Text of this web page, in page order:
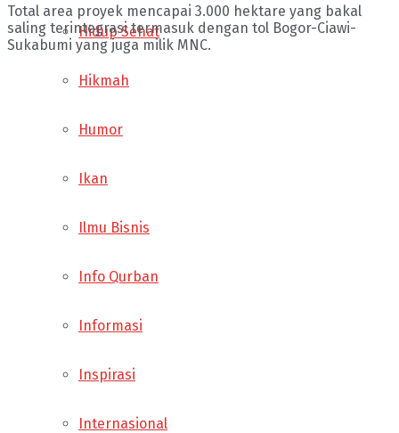
Hidup Sehat
Hikmah
Humor
Ikan
Ilmu Bisnis
Info Qurban
Informasi
Inspirasi
Internasional
Total area proyek mencapai 3.000 hektare yang bakal
saling terintegrasi termasuk dengan tol Bogor-Ciawi-
Sukabumi yang juga milik MNC.